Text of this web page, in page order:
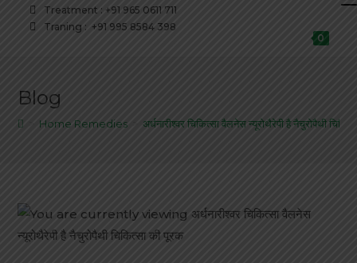
Treatment : +91 965 0611 711
Traning : +91 995 8584 398
0
Blog
Home Remedies अर्धनारीश्वर चिकित्सा वैलनेस न्यूरोथैरेपी है नैचुरोपैथी